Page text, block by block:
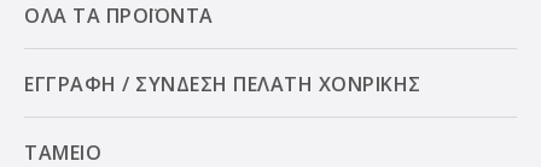
ΟΛΑ ΤΑ ΠΡΟΪΟΝΤΑ
ΕΓΓΡΑΦΗ / ΣΥΝΔΕΣΗ ΠΕΛΑΤΗ ΧΟΝΡΙΚΗΣ
ΤΑΜΕΙΟ